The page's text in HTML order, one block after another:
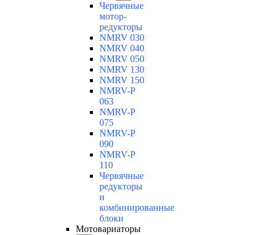
Червячные
мотор-
редукторы
NMRV 030
NMRV 040
NMRV 050
NMRV 130
NMRV 150
NMRV-P
063
NMRV-P
075
NMRV-P
090
NMRV-P
110
Червячные
редукторы
и
комбинированные
блоки
Мотовариаторы